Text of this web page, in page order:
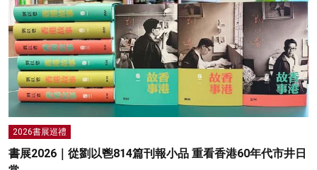
2026書展巡禮
書展2026｜從劉以鬯814篇刊報小品 重看香港60年代市井日